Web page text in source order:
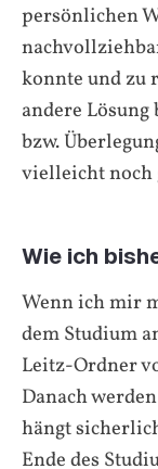
persönlichen
konnte und zu
andere
bzw.
vielleicht noch
Wie ich
Wenn ich mir
dem Studium
Leitz-Ordner
Danach
hängt
Ende des